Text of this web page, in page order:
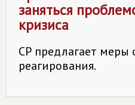
заняться
кризиса
СР предлагает меры
реагирования.